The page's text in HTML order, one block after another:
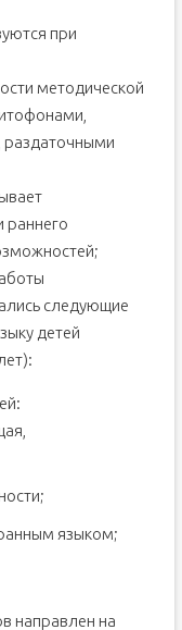
при
методической
раздаточными
раннего
следующие
детей
языком;
направлен на